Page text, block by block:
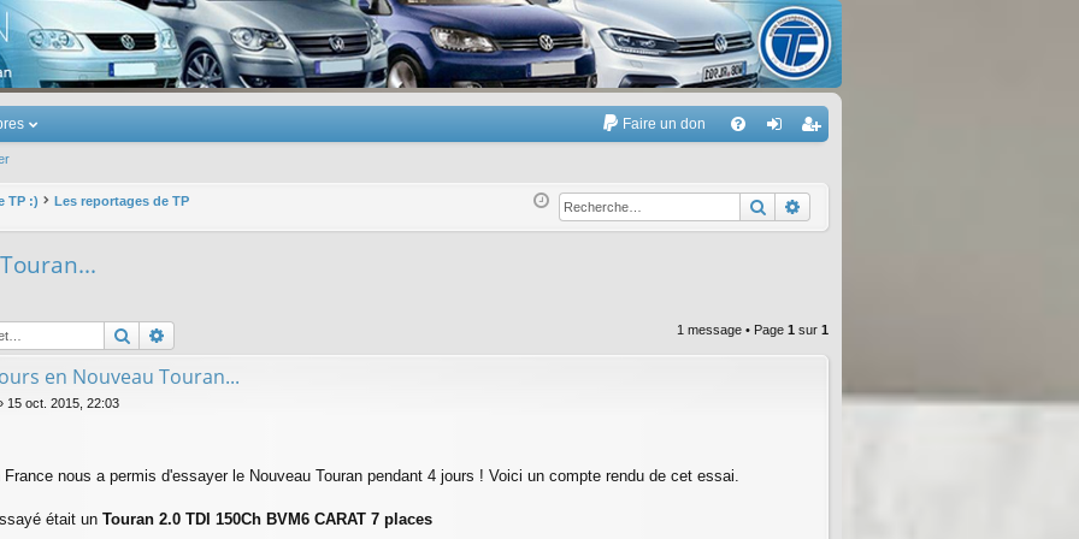
Touran
Faire un don
Q ne
xi
nr
eg
r
TP :) Les reportages de TP Rechercher
Rechercher 1 message • Page 1 sur 1
en Nouveau Touran...
15 oct. 2015, 22:03
France nous a permis d'essayer le Nouveau Touran pendant 4 jours ! Voici un compte rendu de cet essai.
était un Touran 2.0 TDI 150Ch BVM6 CARAT 7 places